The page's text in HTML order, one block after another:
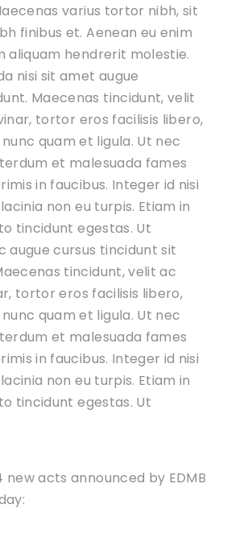
varius tortor nibh, sit
finibus et. Aenean eu enim
aliquam hendrerit molestie.
nisi sit amet augue
Maecenas tincidunt, velit
tortor eros facilisis libero,
quam et ligula. Ut nec
et malesuada fames
in faucibus. Integer id nisi
non eu turpis. Etiam in
tincidunt egestas. Ut
cursus tincidunt sit
tincidunt, velit ac
tortor eros facilisis libero,
quam et ligula. Ut nec
et malesuada fames
in faucibus. Integer id nisi
non eu turpis. Etiam in
tincidunt egestas. Ut
new acts announced by EDMB